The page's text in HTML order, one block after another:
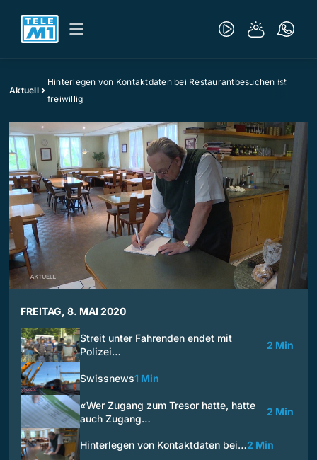
Aktuell
Hinterlegen von Kontaktdaten bei Restaurantbesuchen ist
freiwillig
FREITAG, 8. MAI 2020
Streit unter Fahrenden endet mit
Polizei…
2 Min
Swissnews1 Min
«Wer Zugang zum Tresor hatte, hatte
auch Zugang…
2 Min
Hinterlegen von Kontaktdaten bei…2 Min